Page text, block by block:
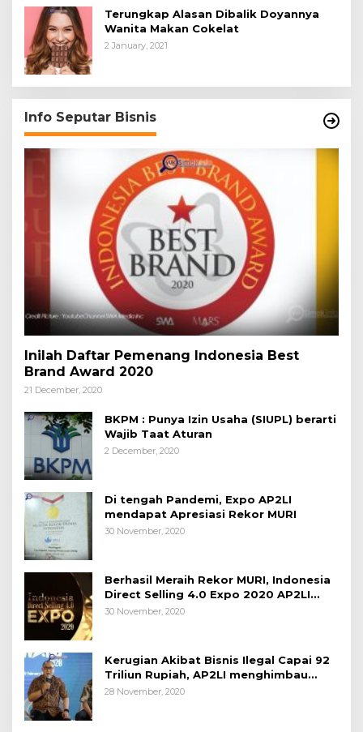
Terungkap Alasan Dibalik Doyannya
Wanita Makan Cokelat
2 January, 2021
Info Seputar Bisnis
Inilah Daftar Pemenang Indonesia Best
Brand Award 2020
21 December, 2020
BKPM : Punya Izin Usaha (SIUPL) berarti
Wajib Taat Aturan
2 December, 2020
Di tengah Pandemi, Expo AP2LI
mendapat Apresiasi Rekor MURI
30 November, 2020
Berhasil Meraih Rekor MURI, Indonesia
Direct Selling 4.0 Expo 2020 AP2LI
berakhir sangat memuaskan
30 November, 2020
Kerugian Akibat Bisnis Ilegal Capai 92
Triliun Rupiah, AP2LI menghimbau
masyarakat Waspada.
28 November, 2020